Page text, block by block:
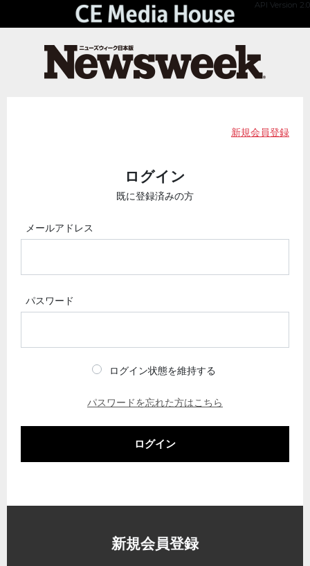
API Version 2.0
新規会員登録
ログイン
既に登録済みの方
メールアドレス
パスワード
ログイン状態を維持する
パスワードを忘れた方はこちら
ログイン
新規会員登録